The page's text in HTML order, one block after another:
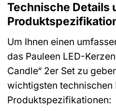
Technische Details
Um Ihnen einen
das Pauleen LED-
Candle“ 2er Set zu
wichtigsten technischen
Produktspezifikationen: